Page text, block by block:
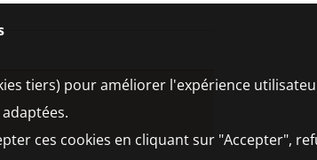
tiers) pour améliorer l'expérience
ces cookies en cliquant sur "Accepter",